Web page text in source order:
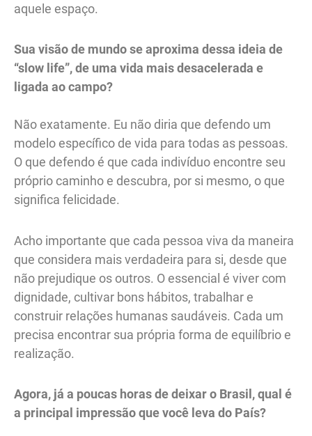
aquele espaço.
Sua visão de mundo se aproxima dessa ideia de
“slow life”, de uma vida mais desacelerada e
ligada ao campo?
Não exatamente. Eu não diria que defendo um
modelo específico de vida para todas as pessoas.
O que defendo é que cada indivíduo encontre seu
próprio caminho e descubra, por si mesmo, o que
significa felicidade.
Acho importante que cada pessoa viva da maneira
que considera mais verdadeira para si, desde que
não prejudique os outros. O essencial é viver com
dignidade, cultivar bons hábitos, trabalhar e
construir relações humanas saudáveis. Cada um
precisa encontrar sua própria forma de equilíbrio e
realização.
Agora, já a poucas horas de deixar o Brasil, qual é
a principal impressão que você leva do País?